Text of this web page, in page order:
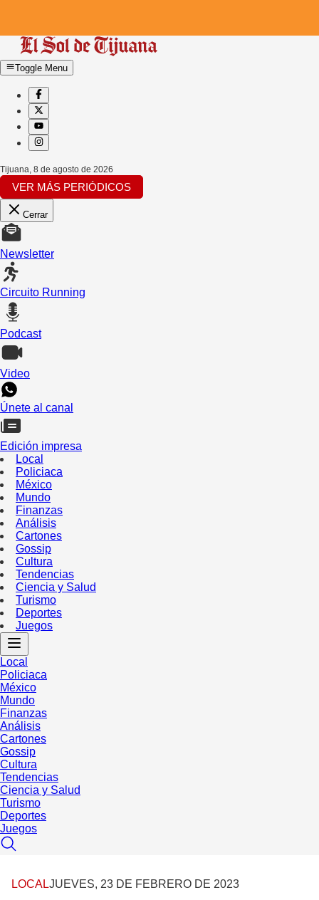
Toggle Menu
Tijuana 8 de agosto de 2026
VER MÁS PERIÓDICOS
Cerrar
Newsletter
Circuito Running
Podcast
Video
Únete al canal
Edición impresa
Local
Policiaca
México
Mundo
Finanzas
Análisis
Cartones
Gossip
Cultura
Tendencias
Ciencia y Salud
Turismo
Deportes
Juegos
Local
Policiaca
México
Mundo
Finanzas
Análisis
Cartones
Gossip
Cultura
Tendencias
Ciencia y Salud
Turismo
Deportes
Juegos
LOCALJUEVES, 23 DE FEBRERO DE 2023